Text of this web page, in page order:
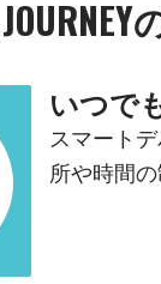
いつで
スマート
所や時間